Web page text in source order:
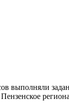
выполняли